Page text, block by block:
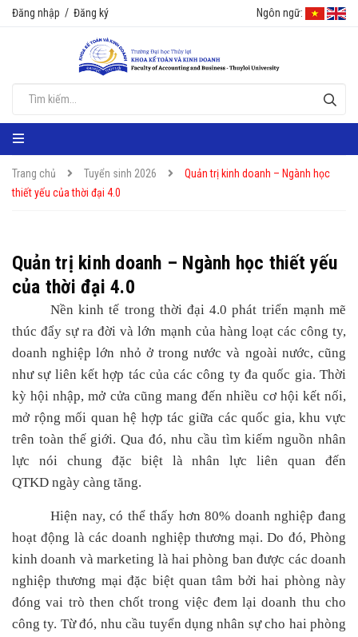
Đăng nhập / Đăng ký Ngôn ngữ:
Trang chủ Tuyển sinh 2026
Quản trị kinh doanh – Ngành học
thiết yếu của thời đại 4.0
Quản trị kinh doanh – Ngành học thiết yếu
của thời đại 4.0
Nền kinh tế trong thời đại 4.0 phát triển mạnh mẽ
thúc đẩy sự ra đời và lớn mạnh của hàng loạt các công ty,
doanh nghiệp lớn nhỏ ở trong nướcvà ngoàinước, cũng
như sự liên kết hợp tác của các công ty đa quốc gia. Thời
kỳ hội nhập, mở cửa cũng mang đến nhiều cơ hội kết nối,
mở rộng mối quan hệ hợp tác giữa các quốc gia, khu vực
trên toàn thế giới. Qua đó, nhu cầu tìm kiếm nguồn nhân
lực nói chung đặc biệt là nhân lực liên quan đến
QTKD ngày càng tăng.
Hiện nay, có thể thấy hơn 80% doanh nghiệp đang
hoạt động là các doanh nghiệp thương mại.Do đó,Phòng
kinh doanh và marketing là hai phòng ban được các doanh
nghiệp thương mại đặc biệt quan tâm bởi hai phòng này
đóng vai trò then chốt trong việc đem lại doanh thu cho
công ty. Từ đó, nhu cầu tuyển dụng nhân sự cho hai phòng